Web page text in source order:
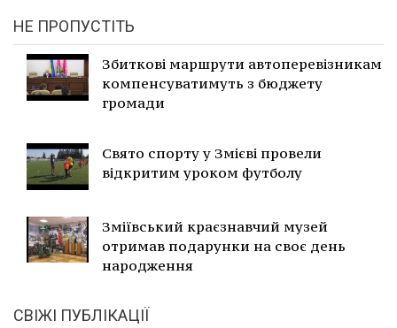
НЕ ПРОПУСТІТЬ
Збиткові маршрути автоперевізникам
компенсуватимуть з бюджету
громади
Свято спорту у Змієві провели
відкритим уроком футболу
Зміївський краєзнавчий музей
отримав подарунки на своє день
народження
СВІЖІ ПУБЛІКАЦІЇ